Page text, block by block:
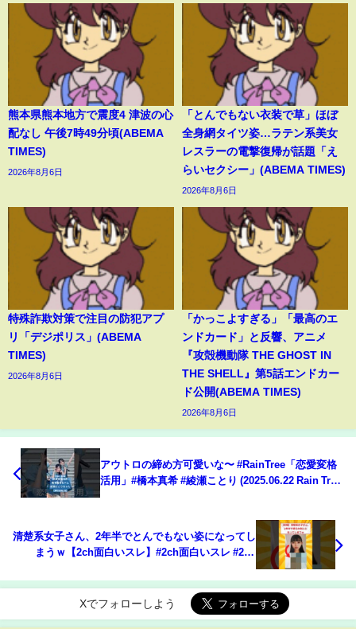
熊本県熊本地方で震度4 津波の心
配なし 午後7時49分頃(ABEMA
TIMES)
2026年8月6日
「とんでもない衣装で草」ほぼ
全身網タイツ姿…ラテン系美女
レスラーの電撃復帰が話題「え
らいセクシー」(ABEMA TIMES)
2026年8月6日
特殊詐欺対策で注目の防犯アプ
リ「デジポリス」(ABEMA
TIMES)
2026年8月6日
「かっこよすぎる」「最高のエ
ンドカード」と反響、アニメ
『攻殻機動隊 THE GHOST IN
THE SHELL』第5話エンドカー
ド公開(ABEMA TIMES)
2026年8月6日
アウトロの締め方可愛いな〜 #RainTree「恋愛変格
活用」#橋本真希 #綾瀬ことり (2025.06.22 Rain Tree
清楚系女子さん、2年半でとんでもない姿になってし
まうｗ【2ch面白いスレ】#2ch面白いスレ #2ch
Xでフォローしよう